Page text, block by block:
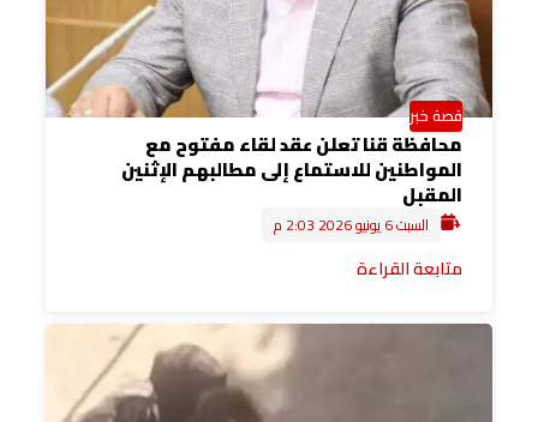
قصة خبر
محافظة قنا تعلن عقد لقاء مفتوح مع
المواطنين للاستماع إلى مطالبهم الإثنين
المقبل
السبت 6 يونيو 2026 2:03 م
متابعة القراءة